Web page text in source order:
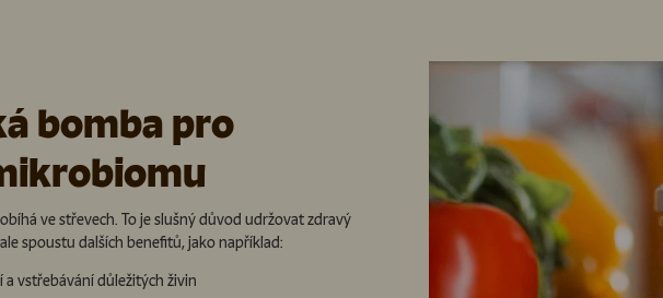
bomba pro
ve střevech. To je slušný důvod udržovat zdravý
spoustu dalších benefitů, jako například:
a vstřebávání důležitých živin